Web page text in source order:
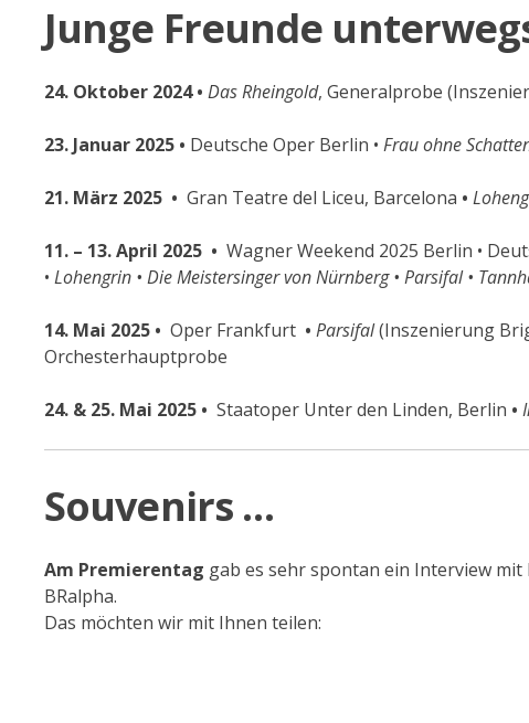
Junge Freunde
24. Oktober 2024 • Das Rheingold, Generalprobe
23. Januar 2025 • Deutsche Oper Berlin • Frau ohne
21. März 2025 • Gran Teatre del Liceu, Barcelona •
11. – 13. April 2025 • Wagner Weekend 2025 Berlin •
• Lohengrin • Die Meistersinger von Nürnberg • Parsifal •
14. Mai 2025 • Oper Frankfurt • Parsifal(Inszenierung
Orchesterhauptprobe
24. & 25. Mai 2025 • Staatoper Unter den Linden, Berlin •
Souvenirs …
Am Premierentag gab es sehr spontan ein Interview mit
BRalpha.
Das möchten wir mit Ihnen teilen: